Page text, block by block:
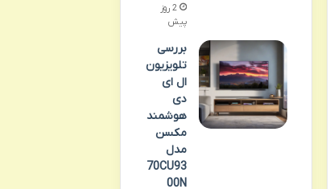
2 روز
پیش
بررسی
تلویزیون
ال ای
دی
هوشمند
مکسن
مدل
70CU93
00N